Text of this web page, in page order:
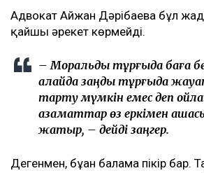
Адвокат Айжан Дәрібаева бұл
қайшы әрекет көрмейді.
– Моральдық тұрғыда баға
алайда заңды тұрғыда
тарту мүмкін емес деп
азаматтар өз еркімен
жатыр, – дейді заңгер.
Дегенмен, бұған балама пікір бар.